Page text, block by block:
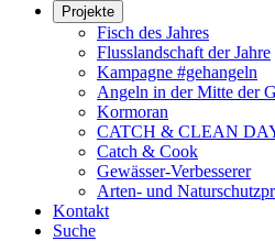
Projekte
Fisch des Jahres
Flusslandschaft der Jahre
Kampagne #gehangeln
Angeln in der Mitte der
Kormoran
CATCH & CLEAN
Catch & Cook
Gewässer-Verbesserer
Arten- und
Kontakt
Suche